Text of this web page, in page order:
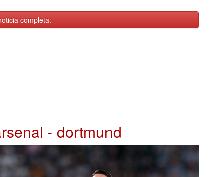
completa.
- dortmund